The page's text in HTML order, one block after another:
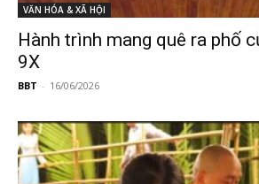
VĂN HÓA & XÃ HỘI
Hành trình mang quê ra phố
9X
BBT - 16/06/2026